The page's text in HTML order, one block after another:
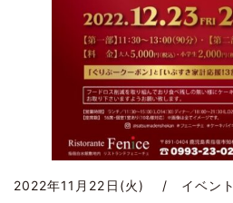
2022年11月22日(火) / イベント